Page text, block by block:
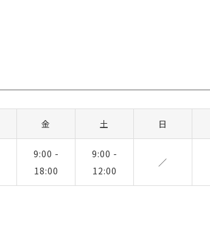
金 土 日
9:00 -
18:00
9:00 -
12:00
／